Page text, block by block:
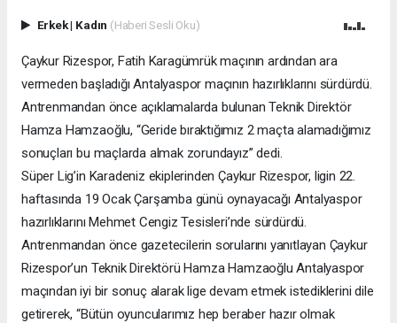
Erkek| Kadın (Haberi Sesli Oku)
Çaykur Rizespor, Fatih Karagümrük maçının ardından ara
vermeden başladığı Antalyaspor maçının hazırlıklarını sürdürdü.
Antrenmandan önce açıklamalarda bulunan Teknik Direktör
Hamza Hamzaoğlu, “Geride bıraktığımız 2 maçta alamadığımız
sonuçları bu maçlarda almak zorundayız” dedi.
Süper Lig’in Karadeniz ekiplerinden Çaykur Rizespor, ligin 22.
haftasında 19 Ocak Çarşamba günü oynayacağı Antalyaspor
hazırlıklarını Mehmet Cengiz Tesisleri’nde sürdürdü.
Antrenmandan önce gazetecilerin sorularını yanıtlayan Çaykur
Rizespor’un Teknik Direktörü Hamza Hamzaoğlu Antalyaspor
maçından iyi bir sonuç alarak lige devam etmek istediklerini dile
getirerek, “Bütün oyuncularımız hep beraber hazır olmak